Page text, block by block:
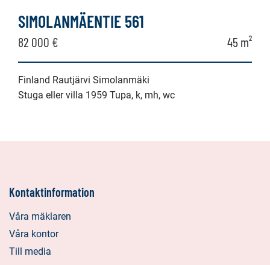
SIMOLANMÄENTIE 561
82 000 € 45 m²
Finland Rautjärvi Simolanmäki
Stuga eller villa 1959 Tupa, k, mh, wc
Kontaktinformation
Våra mäklaren
Våra kontor
Till media